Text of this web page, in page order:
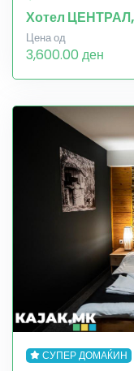
Хотел
Цена од
3,600.00 ден
СУПЕР ДОМАЌИН